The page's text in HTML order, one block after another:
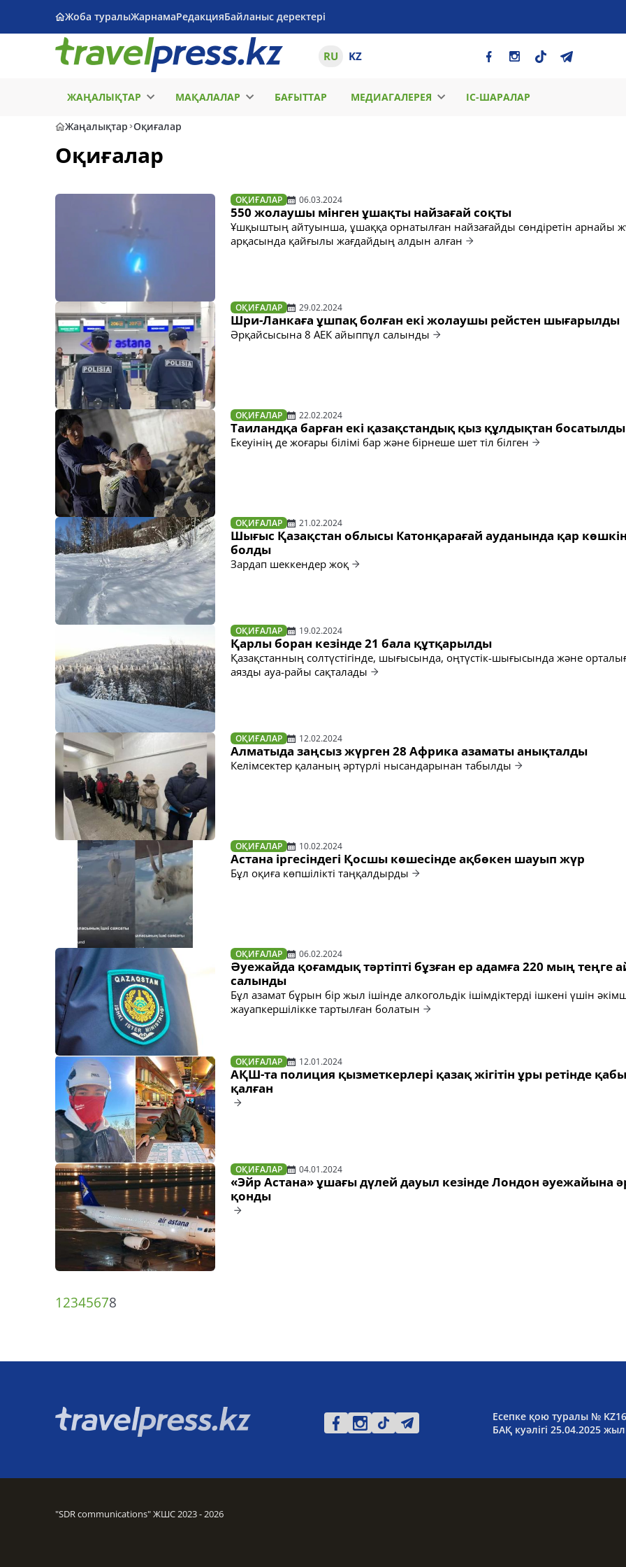
Жоба туралыЖарнамаРедакцияБайланыс деректері
RU KZ
ЖАҢАЛЫҚТАР МАҚАЛАЛАР БАҒЫТТАР МЕДИАГАЛЕРЕЯ ІС-ШАРАЛАР
Жаңалықтар Оқиғалар
Оқиғалар
ОҚИҒАЛАР 06.03.2024
550 жолаушы мінген ұшақты найзағай соқты
Ұшқыштың айтуынша, ұшаққа орнатылған найзағайды сөндіретін арнайы
арқасында қайғылы жағдайдың алдын алған
ОҚИҒАЛАР 29.02.2024
Шри-Ланкаға ұшпақ болған екі жолаушы рейстен шығарылды
Әрқайсысына 8 АЕК айыппұл салынды
ОҚИҒАЛАР 22.02.2024
Таиландқа барған екі қазақстандық қыз құлдықтан босатылды
Екеуінің де жоғары білімі бар және бірнеше шет тіл білген
ОҚИҒАЛАР 21.02.2024
Шығыс Қазақстан облысы Катонқарағай ауданында қар
болды
Зардап шеккендер жоқ
ОҚИҒАЛАР 19.02.2024
Қарлы боран кезінде 21 бала құтқарылды
Қазақстанның солтүстігінде, шығысында, оңтүстік-шығысында және
аязды ауа-райы сақталады
ОҚИҒАЛАР 12.02.2024
Алматыда заңсыз жүрген 28 Африка азаматы анықталды
Келімсектер қаланың әртүрлі нысандарынан табылды
ОҚИҒАЛАР 10.02.2024
Астана іргесіндегі Қосшы көшесінде ақбөкен шауып жүр
Бұл оқиға көпшілікті таңқалдырды
ОҚИҒАЛАР 06.02.2024
Әуежайда қоғамдық тәртіпті бұзған ер адамға 220 мың теңге
салынды
Бұл азамат бұрын бір жыл ішінде алкогольдік ішімдіктерді ішкені үшін
жауапкершілікке тартылған болатын
ОҚИҒАЛАР 12.01.2024
АҚШ-та полиция қызметкерлері қазақ жігітін ұры ретінде
қалған
ОҚИҒАЛАР 04.01.2024
«Эйр Астана» ұшағы дүлей дауыл кезінде Лондон әуежайына
қонды
12345678
Есепке қою туралы №
БАҚ куәлігі 25.04.2025
"SDR communications" ЖШС 2023 - 2026